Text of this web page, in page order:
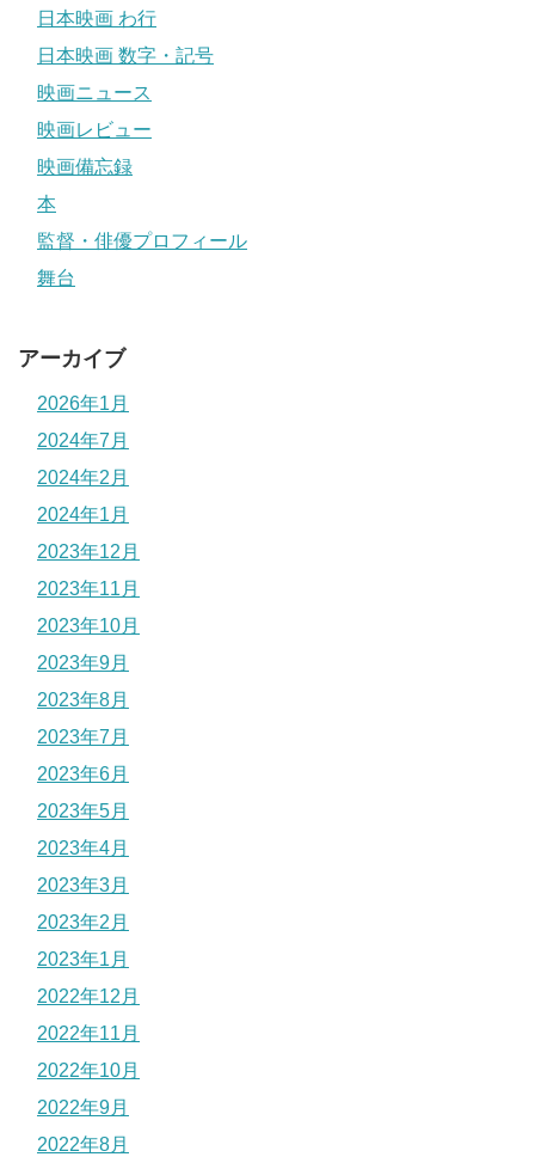
日本映画 わ行
日本映画 数字・記号
映画ニュース
映画レビュー
映画備忘録
本
監督・俳優プロフィール
舞台
アーカイブ
2026年1月
2024年7月
2024年2月
2024年1月
2023年12月
2023年11月
2023年10月
2023年9月
2023年8月
2023年7月
2023年6月
2023年5月
2023年4月
2023年3月
2023年2月
2023年1月
2022年12月
2022年11月
2022年10月
2022年9月
2022年8月